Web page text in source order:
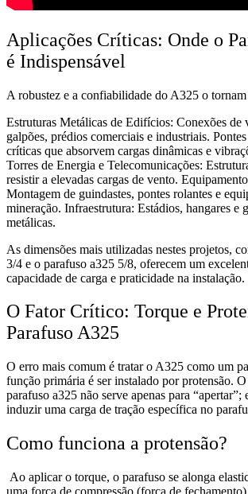
Aplicações Críticas: Onde o
é Indispensável
A robustez e a confiabilidade do A325 o tornam
Estruturas Metálicas de Edifícios: Conexões de
galpões, prédios comerciais e industriais.
críticas que absorvem cargas dinâmicas e
Torres de Energia e Telecomunicações:
resistir a elevadas cargas de vento.
Montagem de guindastes, pontes rolantes e
mineração. Infraestrutura: Estádios, hangares e
metálicas.
As dimensões mais utilizadas nestes projetos,
3/4 e o parafuso a325 5/8, oferecem um
capacidade de carga e praticidade na instalação.
O Fator Crítico: Torque e
Parafuso A325
O erro mais comum é tratar o A325 como um
função primária é ser instalado por protensão.
parafuso a325 não serve apenas para “apertar”;
induzir uma carga de tração específica no
Como funciona a protensão?
Ao aplicar o torque, o parafuso se alonga